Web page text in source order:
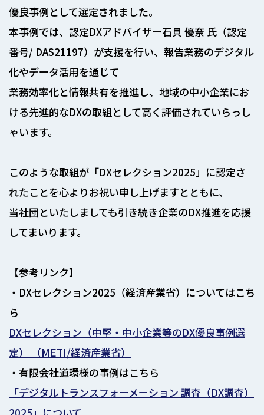
優良事例として選定されました。
本事例では、認定DXアドバイザー石貝 優奈 氏（認定
番号/ DAS21197）が支援を行い、報告業務のデジタル
化やデータ活用を通じて
業務効率化と情報共有を推進し、地域の中小企業にお
ける先進的なDXの取組として高く評価されていらっし
ゃいます。
このような取組が「DXセレクション2025」に認定さ
れたことを心よりお祝い申し上げますとともに、
当社団といたしましても引き続き企業のDX推進を応援
してまいります。
【参考リンク】
・DXセレクション2025（経済産業省）についてはこち
ら
DXセレクション（中堅・中小企業等のDX優良事例選
定） （METI/経済産業省）
・有限会社道環様の事例はこちら
「デジタルトランスフォーメーション 調査（DX調査）